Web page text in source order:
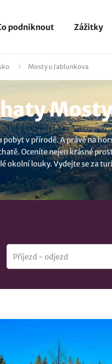
podniknout Zážitky
Mosty u Jablunkova
v přírodě. A právě na
Oceníte nejen krásné
okolní louky. Vydejte se za
Nemůžete najít, co